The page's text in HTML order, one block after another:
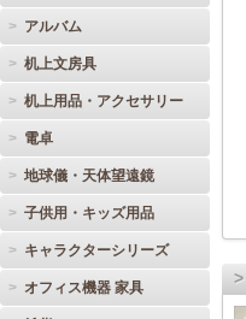
アルバム
机上文房具
机上用品・アクセサリー
電卓
地球儀・天体望遠鏡
子供用・キッズ用品
キャラクターシリーズ
オフィス機器 家具